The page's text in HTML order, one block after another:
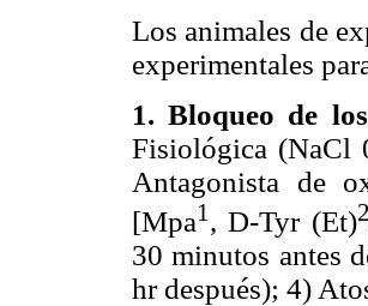
Los animales de
experimentales
1. Bloqueo de
Fisiológica (NaCl
Antagonista de
[Mpa1 , D-Tyr (Et)2
30 minutos antes
hr después); 4)